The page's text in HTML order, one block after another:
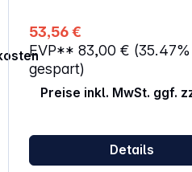
53,56 €
EVP** 83,00 € (35.47%
gespart)
Preise inkl. MwSt. ggf.
Details